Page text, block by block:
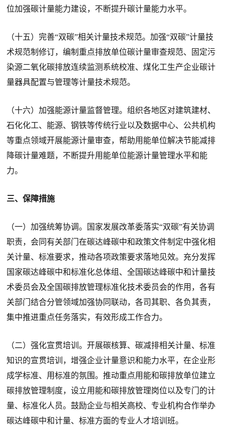
位加强碳计量能力建设，不断提升碳计量能力水平。
（十五）完善“双碳”相关计量技术规范。加强“双碳”计量技
术规范制修订，编制重点排放单位碳计量审查规范、固定污
染源二氧化碳排放连续监测系统校准、煤化工生产企业碳计
量器具配置与管理等计量技术规范。
（十六）加强能源计量监督管理。组织各地区对建筑建材、
石化化工、能源、钢铁等传统行业以及数据中心、公共机构
等重点领域开展能源计量审查，帮助用能单位解决节能减排
降碳计量难题，不断提升用能单位能源计量管理水平和能
力。
三、保障措施
（一）加强统筹协调。国家发展改革委落实“双碳”有关协调
职责，会同有关部门在碳达峰碳中和政策文件制定中强化相
关计量、标准要求，推动各项政策要求落地见效。充分发挥
国家碳达峰碳中和标准化总体组、全国碳达峰碳中和计量技
术委员会及全国碳排放管理标准化技术委员会的作用，各有
关部门结合分管领域加强协同联动，各司其职、各负其责，
集中推进重点任务落实，有效形成工作合力。
（二）强化宣贯培训。开展碳核算、碳减排相关计量、标准
知识的宣贯培训，增强企业计量意识和能力水平，在企业形
成学标准、用标准的氛围。推动重点用能和碳排放单位建立
碳排放管理制度，设立用能和碳排放管理岗位以及专门的计
量、标准化人员。鼓励企业与相关高校、专业机构合作举办
碳达峰碳中和计量、标准方面的专业人才培训班。